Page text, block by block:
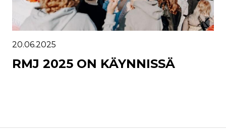
20.06.2025
RMJ 2025 ON KÄYNNISSÄ